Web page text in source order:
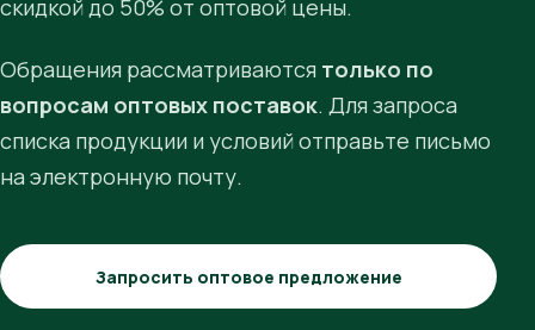
скидкой до 50% от оптовой цены.
Обращения рассматриваются только по
вопросам оптовых поставок. Для запроса
списка продукции и условий отправьте письмо
на электронную почту.
Запросить оптовое предложение